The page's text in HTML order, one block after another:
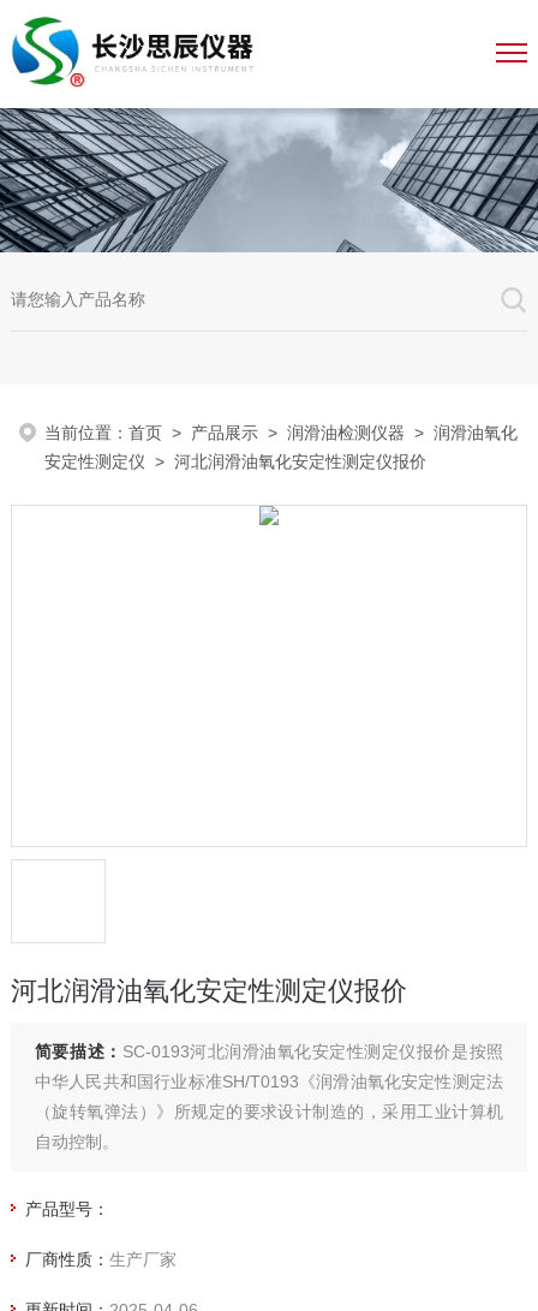
当前位置：首页 > 产品展示 >润滑油检测仪器 >润滑油氧化
安定性测定仪 > 河北润滑油氧化安定性测定仪报价
河北润滑油氧化安定性测定仪报价
简要描述： SC-0193河北润滑油氧化安定性测定仪报价是按照
中华人民共和国行业标准SH/T0193《润滑油氧化安定性测定法
（旋转氧弹法）》所规定的要求设计制造的，采用工业计算机
自动控制。
产品型号：
厂商性质： 生产厂家